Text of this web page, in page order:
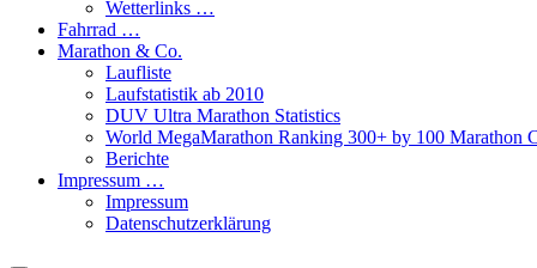
Wetterlinks …
Fahrrad …
Marathon & Co.
Laufliste
Laufstatistik ab 2010
DUV Ultra Marathon Statistics
World MegaMarathon Ranking 300+ by 100 Marathon
Berichte
Impressum …
Impressum
Datenschutzerklärung